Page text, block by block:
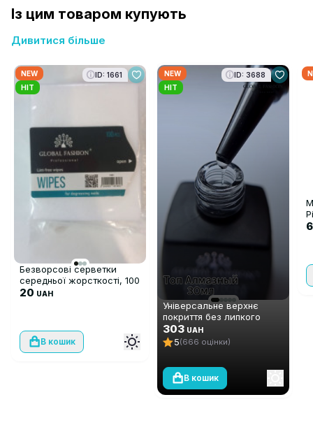
Із цим товаром купують
Дивитися більше
NEW
HIT
ID: 1661
Безворсові серветки
середньої жорсткості, 100
шт
20 UAH
В кошик
NEW
HIT
ID: 3688
Універсальне верхнє
покриття без липкого
шару Global Fashion TOP-
Алмазний (топ/фініш), 30
мл
303 UAH
5(666 оцінки)
В кошик